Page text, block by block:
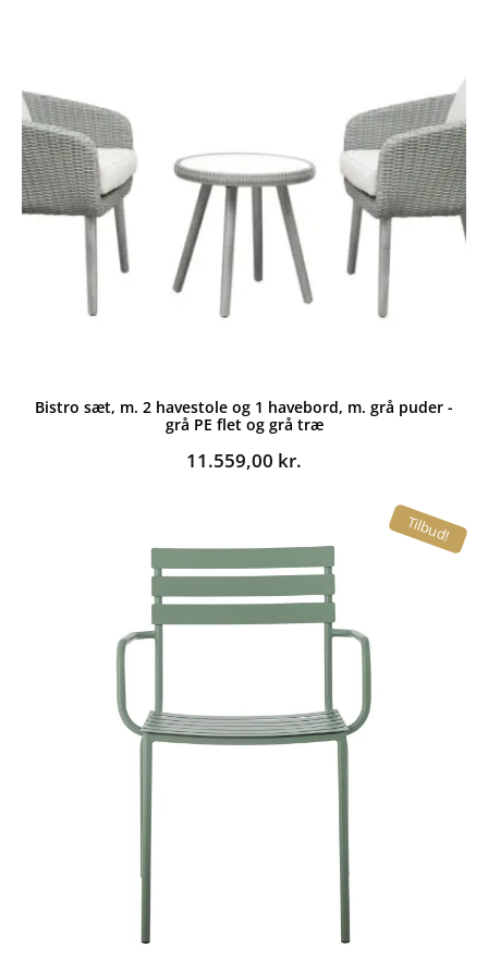
Bistro sæt, m. 2 havestole og 1 havebord, m. grå puder -
grå PE flet og grå træ
11.559,00 kr.
Tilbud!